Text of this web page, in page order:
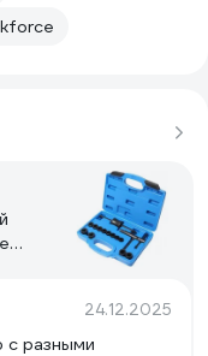
24.12.2025
с разными